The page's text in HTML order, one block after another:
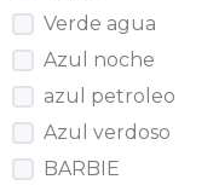
Verde agua
Azul noche
azul petroleo
Azul verdoso
BARBIE